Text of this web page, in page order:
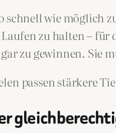
wie möglich
zu halten – für
zu gewinnen. Sie
passen stärkere